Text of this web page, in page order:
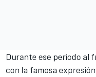
Durante ese período al
con la famosa